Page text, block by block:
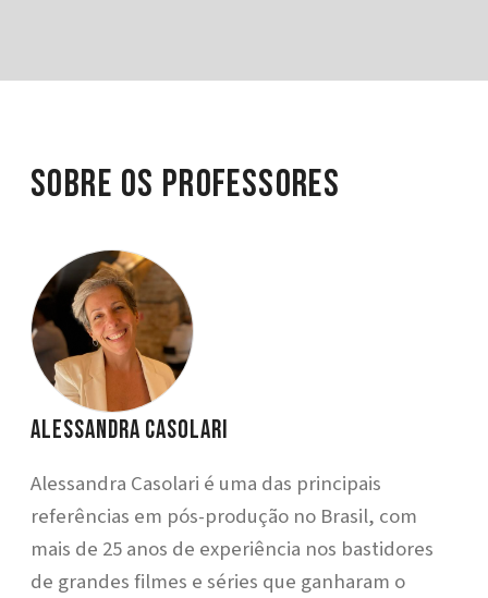
Sobre os Professores
Alessandra Casolari
Alessandra Casolari é uma das principais
referências em pós-produção no Brasil, com
mais de 25 anos de experiência nos bastidores
de grandes filmes e séries que ganharam o